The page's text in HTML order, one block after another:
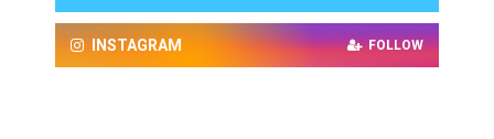
INSTAGRAM FOLLOW